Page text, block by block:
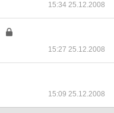
15:34 25.12.2008
15:27 25.12.2008
15:09 25.12.2008